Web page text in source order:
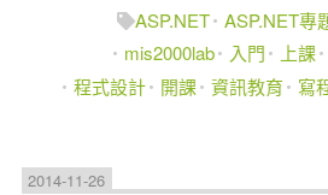
ASP.NET ASP.NET專
mis2000lab
入門 上課
程式設計
開課 資訊教育 寫
2014-11-26